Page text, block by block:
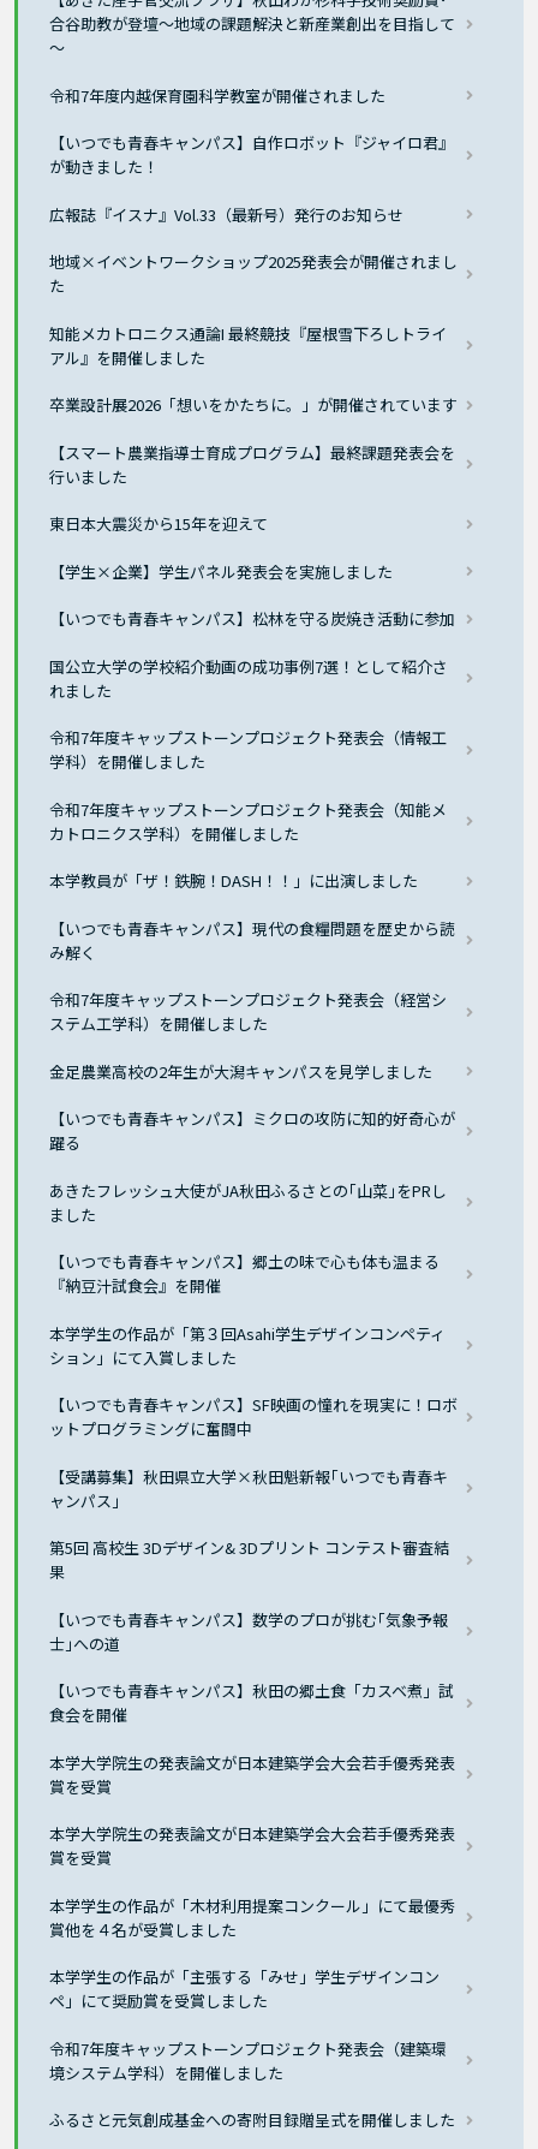
合谷助教が登壇～地域の課題解決と新産業創出を目指して
～
令和7年度内越保育園科学教室が開催されました
【いつでも青春キャンパス】自作ロボット『ジャイロ君』
が動きました！
広報誌『イスナ』Vol.33（最新号）発行のお知らせ
地域×イベントワークショップ2025発表会が開催されまし
た
知能メカトロニクス通論I 最終競技『屋根雪下ろしトライ
アル』を開催しました
卒業設計展2026「想いをかたちに。」が開催されています
【スマート農業指導士育成プログラム】最終課題発表会を
行いました
東日本大震災から15年を迎えて
【学生×企業】学生パネル発表会を実施しました
【いつでも青春キャンパス】松林を守る炭焼き活動に参加
国公立大学の学校紹介動画の成功事例7選！として紹介さ
れました
令和7年度キャップストーンプロジェクト発表会（情報工
学科）を開催しました
令和7年度キャップストーンプロジェクト発表会（知能メ
カトロニクス学科）を開催しました
本学教員が「ザ！鉄腕！DASH！！」に出演しました
【いつでも青春キャンパス】現代の食糧問題を歴史から読
み解く
令和7年度キャップストーンプロジェクト発表会（経営シ
ステム工学科）を開催しました
金足農業高校の2年生が大潟キャンパスを見学しました
【いつでも青春キャンパス】ミクロの攻防に知的好奇心が
躍る
あきたフレッシュ大使がJA秋田ふるさとの｢山菜｣をPRし
ました
【いつでも青春キャンパス】郷土の味で心も体も温まる
『納豆汁試食会』を開催
本学学生の作品が「第３回Asahi学生デザインコンペティ
ション」にて入賞しました
【いつでも青春キャンパス】SF映画の憧れを現実に！ロボ
ットプログラミングに奮闘中
【受講募集】秋田県立大学×秋田魁新報｢いつでも青春キ
ャンパス｣
第5回 高校生 3Dデザイン& 3Dプリント コンテスト審査結
果
【いつでも青春キャンパス】数学のプロが挑む｢気象予報
士｣への道
【いつでも青春キャンパス】秋田の郷土食「カスベ煮」試
食会を開催
本学大学院生の発表論文が日本建築学会大会若手優秀発表
賞を受賞
本学大学院生の発表論文が日本建築学会大会若手優秀発表
賞を受賞
本学学生の作品が「木材利用提案コンクール」にて最優秀
賞他を４名が受賞しました
本学学生の作品が「主張する「みせ」学生デザインコン
ペ」にて奨励賞を受賞しました
令和7年度キャップストーンプロジェクト発表会（建築環
境システム学科）を開催しました
ふるさと元気創成基金への寄附目録贈呈式を開催しました